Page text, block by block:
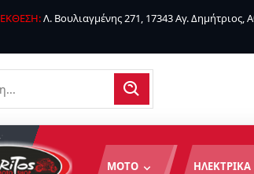
ΕΚΘΕΣΗ:Λ. Βουλιαγμένης 271, 17343 Αγ. Δημήτριος,
ΜΟΤΟ ΗΛΕΚΤΡΙΚΑ